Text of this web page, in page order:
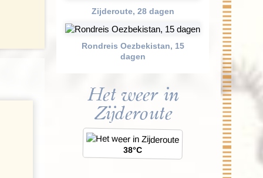
Zijderoute, 28 dagen
Rondreis Oezbekistan, 15
dagen
Het weer in
Zijderoute
38°C